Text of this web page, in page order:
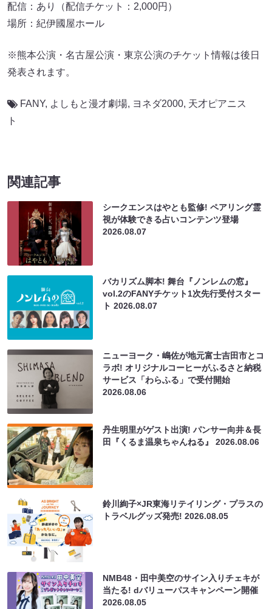
配信：あり（配信チケット：2,000円）
場所：紀伊國屋ホール
※熊本公演・名古屋公演・東京公演のチケット情報は後日
発表されます。
FANY, よしもと漫才劇場, ヨネダ2000, 天才ピアニス
ト
関連記事
シークエンスはやとも監修! ペアリング霊
視が体験できる占いコンテンツ登場
2026.08.07
バカリズム脚本! 舞台『ノンレムの窓』
vol.2のFANYチケット1次先行受付スター
ト2026.08.07
ニューヨーク・嶋佐が地元富士吉田市とコ
ラボ! オリジナルコーヒーがふるさと納税
サービス「わらふる」で受付開始
2026.08.06
丹生明里がゲスト出演! パンサー向井＆長
田『くるま温泉ちゃんねる』2026.08.06
鈴川絢子×JR東海リテイリング・プラスの
トラベルグッズ発売!2026.08.05
NMB48・田中美空のサイン入りチェキが
当たる! dバリューパスキャンペーン開催
2026.08.05